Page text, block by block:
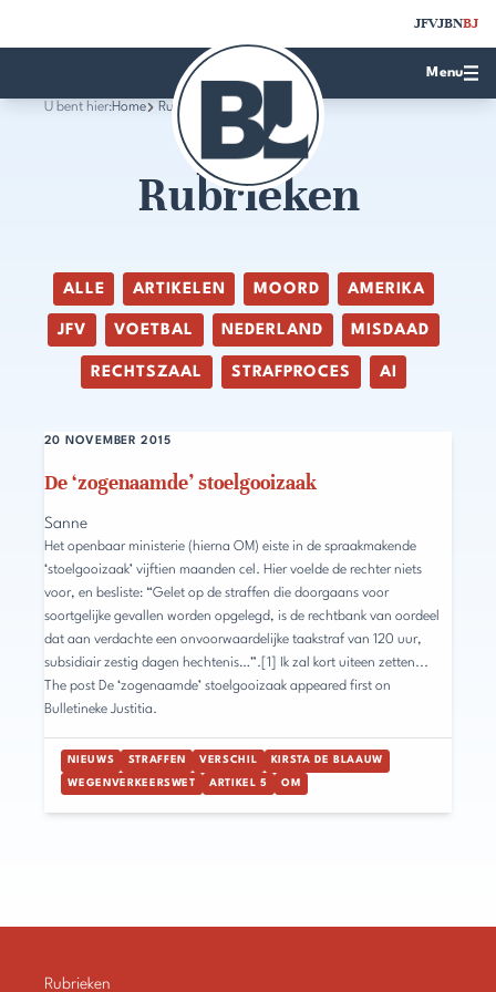
JFVJBNBJ
Menu
U bent hier:Home Rubrieken
Rubrieken
ALLE ARTIKELEN MOORD AMERIKA
JFV VOETBAL NEDERLAND MISDAAD
RECHTSZAAL STRAFPROCES AI
De ‘zogenaamde’ stoelgooizaak
20 NOVEMBER 2015
Sanne
Het openbaar ministerie (hierna OM) eiste in de spraakmakende
‘stoelgooizaak’ vijftien maanden cel. Hier voelde de rechter niets
voor, en besliste: “Gelet op de straffen die doorgaans voor
soortgelijke gevallen worden opgelegd, is de rechtbank van oordeel
dat aan verdachte een onvoorwaardelijke taakstraf van 120 uur,
subsidiair zestig dagen hechtenis…”.[1] Ik zal kort uiteen zetten...
The post De ‘zogenaamde’ stoelgooizaak appeared first on
Bulletineke Justitia.
NIEUWS STRAFFEN VERSCHIL KIRSTA DE BLAAUW
WEGENVERKEERSWET ARTIKEL 5 OM
Rubrieken